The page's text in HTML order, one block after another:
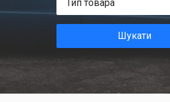
Тип товара
Шукати